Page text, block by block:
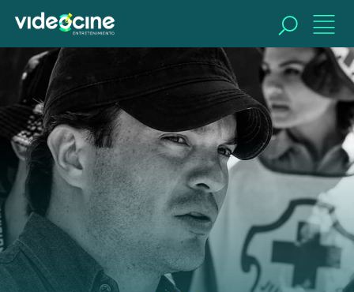
BUSCAR